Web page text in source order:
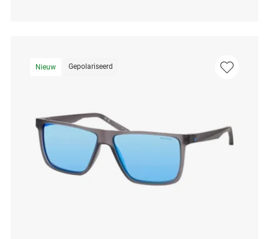
Nieuw Gepolariseerd